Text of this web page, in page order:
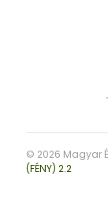
© 2026 Magyar
(FÉNY) 2.2